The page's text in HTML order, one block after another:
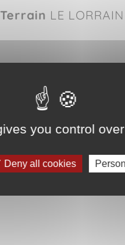
Terrain LE
you control
Deny all cookies